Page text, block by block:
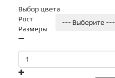
Выбор цвета
Рост
--- Выберите ---
Размеры